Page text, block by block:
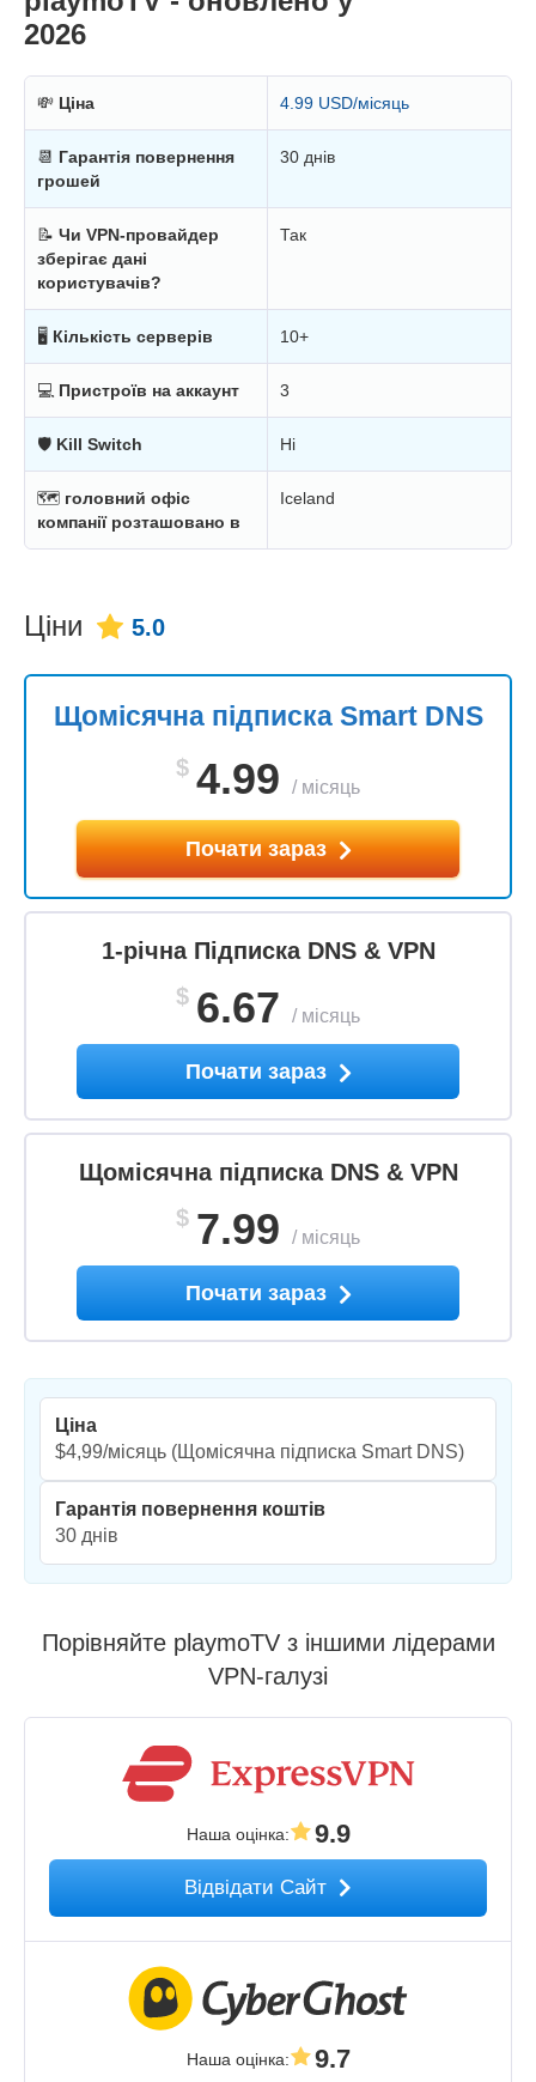
2026
💸 Ціна 4.99 USD/місяць
📆 Гарантія повернення
грошей
30 днів
📝 Чи VPN-провайдер
зберігає дані
користувачів?
Так
🖥 Кількість серверів 10+
💻 Пристроїв на аккаунт 3
🛡 Kill Switch Ні
🗺 головний офіс
компанії розташовано в
Iceland
Ціни 5.0
Щомісячна підписка Smart DNS
$ 4.99 / місяць
Почати зараз
1-річна Підписка DNS & VPN
$ 6.67 / місяць
Почати зараз
Щомісячна підписка DNS & VPN
$ 7.99 / місяць
Почати зараз
Ціна
$4,99/місяць (Щомісячна підписка Smart DNS)
Гарантія повернення коштів
30 днів
Порівняйте playmoTV з іншими лідерами
VPN-галузі
Наша оцінка: 9.9
Відвідати Сайт
Наша оцінка: 9.7